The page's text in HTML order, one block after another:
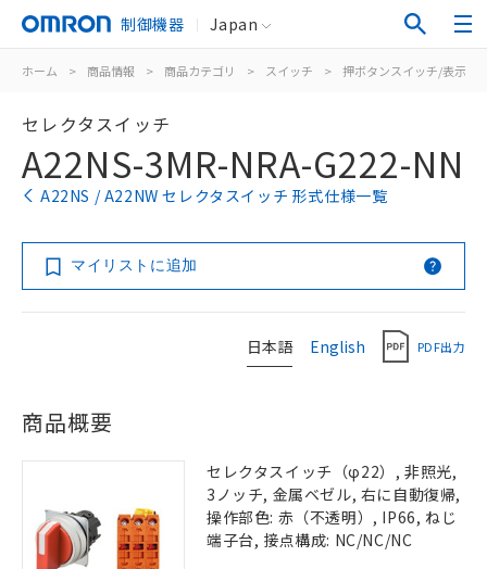
制御機器 Japan
ホーム > 商品情報 > 商品カテゴリ > スイッチ > 押ボタンスイッチ/表示灯
セレクタスイッチ
A22NS-3MR-NRA-G222-NN
A22NS / A22NW セレクタスイッチ 形式仕様一覧
マイリストに追加
日本語 English PDF出力
商品概要
セレクタスイッチ（φ22）, 非照光,
3ノッチ, 金属ベゼル, 右に自動復帰,
操作部色: 赤（不透明）, IP66, ねじ
端子台, 接点構成: NC/NC/NC